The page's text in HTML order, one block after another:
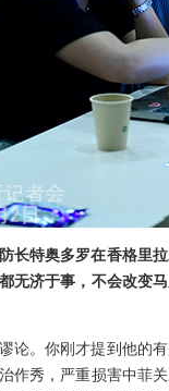
长特奥多罗在香格
无济于事，不会改变
论。你刚才提到他的
作秀，严重损害中菲